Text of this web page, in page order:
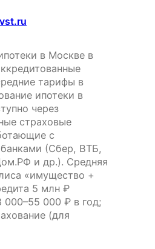
в Москве в
тарифы в
ипотеки в
через
страховые
с
(Сбер, ВТБ,
и др.). Средняя
«имущество +
5 млн ₽
000–55 000 ₽ в год;
(для